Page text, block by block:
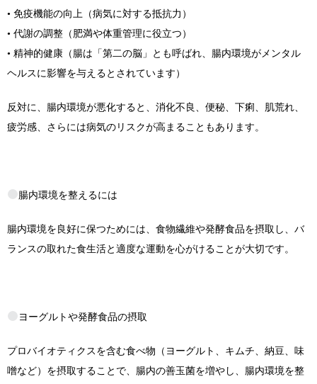
• 免疫機能の向上（病気に対する抵抗力）
• 代謝の調整（肥満や体重管理に役立つ）
• 精神的健康（腸は「第二の脳」とも呼ばれ、腸内環境がメンタル
ヘルスに影響を与えるとされています）
反対に、腸内環境が悪化すると、消化不良、便秘、下痢、肌荒れ、
疲労感、さらには病気のリスクが高まることもあります。
腸内環境を整えるには
腸内環境を良好に保つためには、食物繊維や発酵食品を摂取し、バ
ランスの取れた食生活と適度な運動を心がけることが大切です。
ヨーグルトや発酵食品の摂取
プロバイオティクスを含む食べ物（ヨーグルト、キムチ、納豆、味
噌など）を摂取することで、腸内の善玉菌を増やし、腸内環境を整